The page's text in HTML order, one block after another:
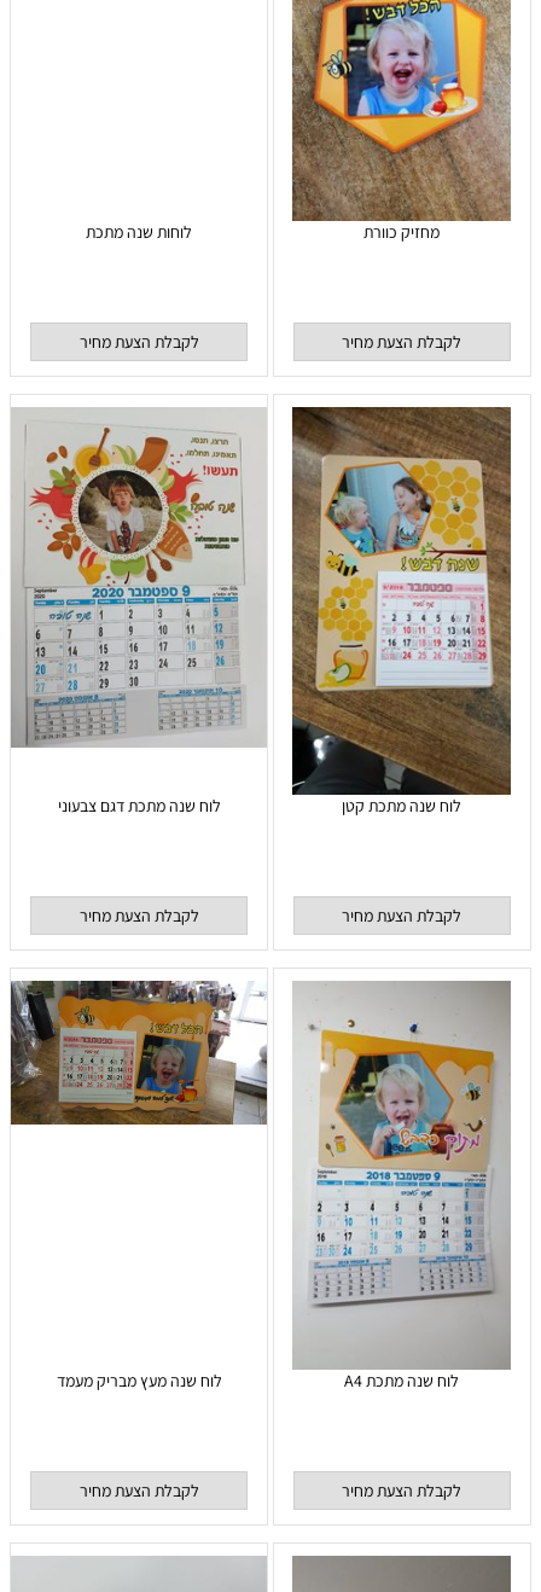
מחזיק כוורת
לקבלת הצעת מחיר
לוחות שנה מתכת
לקבלת הצעת מחיר
לוח שנה מתכת קטן
לקבלת הצעת מחיר
לוח שנה מתכת דגם צבעוני
לקבלת הצעת מחיר
לוח שנה מתכת A4
לקבלת הצעת מחיר
לוח שנה מעץ מבריק מעמד
לקבלת הצעת מחיר